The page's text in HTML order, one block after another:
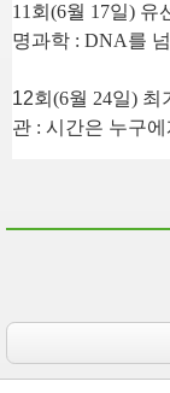
11 회 (6월 17일) 유
명과학 : DNA를
12회 (6월 24일) 최
관 : 시간은 누구